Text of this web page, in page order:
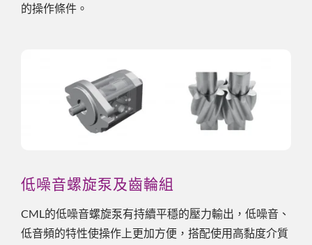
的操作條件。
低噪音螺旋泵及齒輪組
CML的低噪音螺旋泵有持續平穩的壓力輸出，低噪音、
低音頻的特性使操作上更加方便，搭配使用高黏度介質